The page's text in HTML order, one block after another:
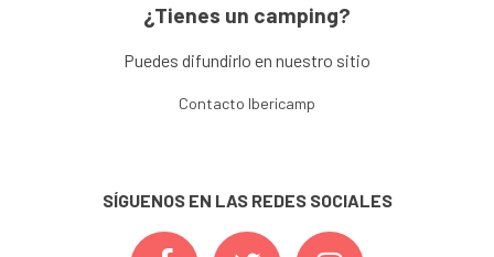
¿Tienes un camping?
Puedes difundirlo en nuestro sitio
Contacto Ibericamp
SÍGUENOS EN LAS REDES SOCIALES